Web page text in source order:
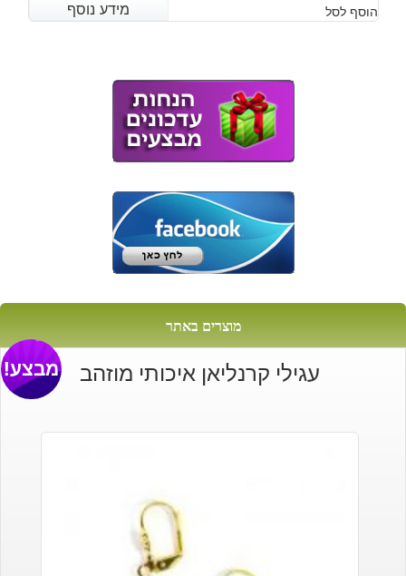
מידע נוסף הוסף לסל מידע נוסף
מוצרים באתר
עגילי קרנליאן איכותי מוזהב מבצע!